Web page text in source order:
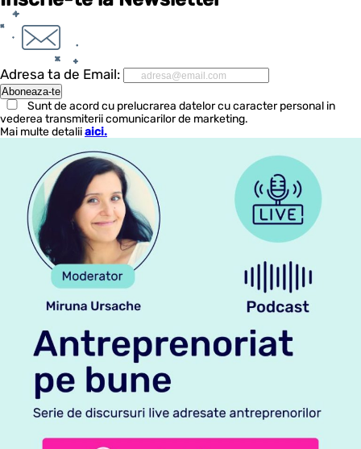
Adresa ta de Email:
Sunt de acord cu prelucrarea datelor cu caracter personal in
vederea transmiterii comunicarilor de marketing.
Mai multe detaliiaici.